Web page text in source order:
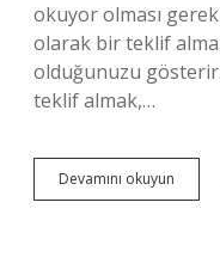
okuyor olması
olarak bir teklif
olduğunuzu
teklif almak,…
Devamını okuyun
Staj